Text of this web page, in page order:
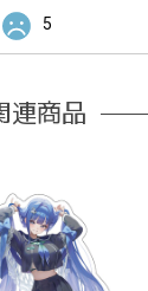
5
連商品